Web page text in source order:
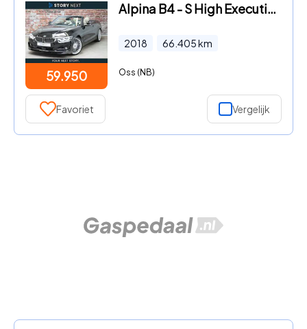
59.950
Alpina B4 - S High Executive Biturbo Automaat / Adaptive Cruise Control
2018 66.405km
Oss (NB)
Favoriet Vergelijk